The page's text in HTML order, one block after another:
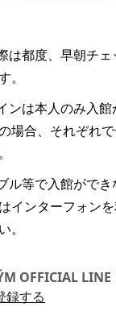
は都度、早朝チェ
。
ンは本人のみ入
場合、それぞれ
ル等で入館ができ
インターフォン
。
OFFICIAL LINE
録する